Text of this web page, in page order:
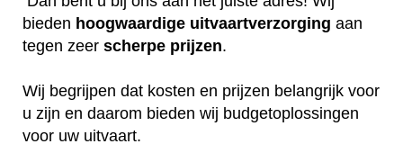
bieden hoogwaardige uitvaartverzorging aan
tegen zeer scherpe prijzen.
Wij begrijpen dat kosten en prijzen belangrijk voor
u zijn en daarom bieden wij budgetoplossingen
voor uw uitvaart.